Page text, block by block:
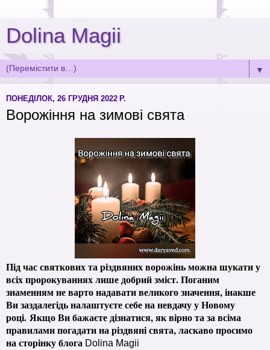
Dolina Magii
▼
ПОНЕДІЛОК, 26 ГРУДНЯ 2022 Р.
Ворожіння на зимові свята
Під час святкових та різдвяних ворожінь можна шукати у
всіх пророкуваннях лише добрий зміст. Поганим
знаменням не варто надавати великого значення, інакше
Ви заздалегідь налаштуєте себе на невдачу у Новому
році. Якщо Ви бажаєте дізнатися, як вірно та за всіма
правилами погадати на різдвяні свята, ласкаво просимо
на сторінку блога Dolina Magii